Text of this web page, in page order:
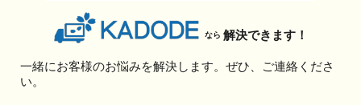
なら 解決できます！
一緒にお客様のお悩みを解決します。ぜひ、ご連絡くださ
い。